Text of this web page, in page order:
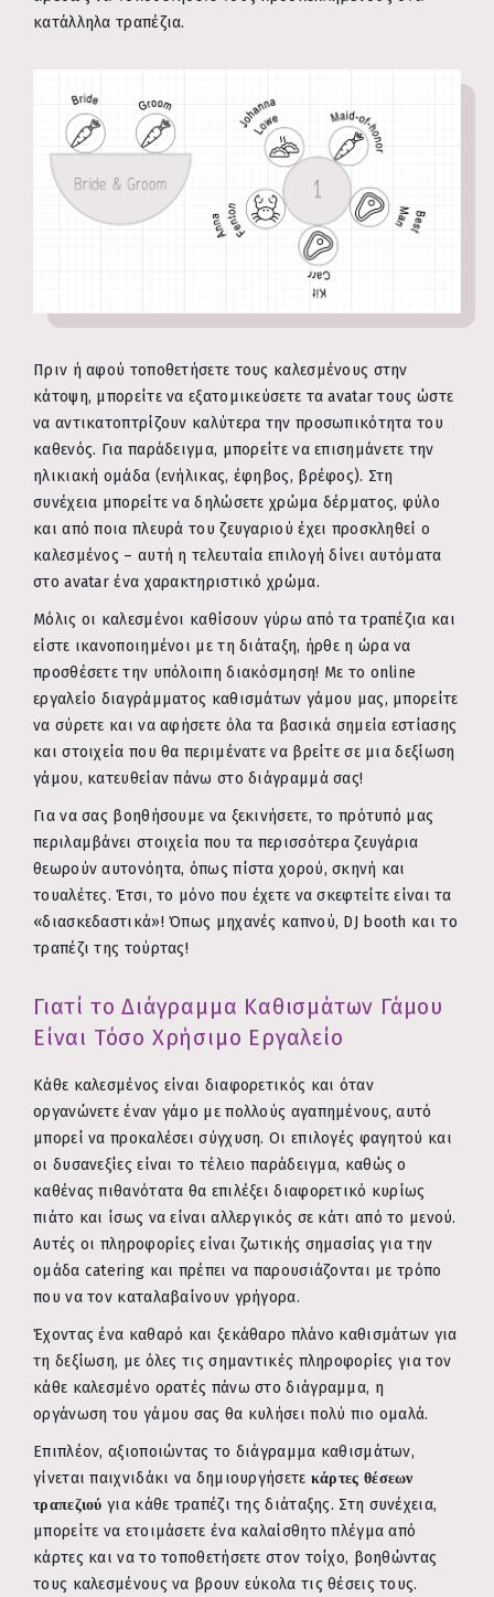
κατάλληλα τραπέζια.
Πριν ή αφού τοποθετήσετε τους καλεσμένους στην
κάτοψη, μπορείτε να εξατομικεύσετε τα avatar τους ώστε
να αντικατοπτρίζουν καλύτερα την προσωπικότητα του
καθενός. Για παράδειγμα, μπορείτε να επισημάνετε την
ηλικιακή ομάδα (ενήλικας, έφηβος, βρέφος). Στη
συνέχεια μπορείτε να δηλώσετε χρώμα δέρματος, φύλο
και από ποια πλευρά του ζευγαριού έχει προσκληθεί ο
καλεσμένος – αυτή η τελευταία επιλογή δίνει αυτόματα
στο avatar ένα χαρακτηριστικό χρώμα.
Μόλις οι καλεσμένοι καθίσουν γύρω από τα τραπέζια και
είστε ικανοποιημένοι με τη διάταξη, ήρθε η ώρα να
προσθέσετε την υπόλοιπη διακόσμηση! Με το online
εργαλείο διαγράμματος καθισμάτων γάμου μας, μπορείτε
να σύρετε και να αφήσετε όλα τα βασικά σημεία εστίασης
και στοιχεία που θα περιμένατε να βρείτε σε μια δεξίωση
γάμου, κατευθείαν πάνω στο διάγραμμά σας!
Για να σας βοηθήσουμε να ξεκινήσετε, το πρότυπό μας
περιλαμβάνει στοιχεία που τα περισσότερα ζευγάρια
θεωρούν αυτονόητα, όπως πίστα χορού, σκηνή και
τουαλέτες. Έτσι, το μόνο που έχετε να σκεφτείτε είναι τα
«διασκεδαστικά»! Όπως μηχανές καπνού, DJ booth και το
τραπέζι της τούρτας!
Γιατί το Διάγραμμα Καθισμάτων Γάμου
Είναι Τόσο Χρήσιμο Εργαλείο
Κάθε καλεσμένος είναι διαφορετικός και όταν
οργανώνετε έναν γάμο με πολλούς αγαπημένους, αυτό
μπορεί να προκαλέσει σύγχυση. Οι επιλογές φαγητού και
οι δυσανεξίες είναι το τέλειο παράδειγμα, καθώς ο
καθένας πιθανότατα θα επιλέξει διαφορετικό κυρίως
πιάτο και ίσως να είναι αλλεργικός σε κάτι από το μενού.
Αυτές οι πληροφορίες είναι ζωτικής σημασίας για την
ομάδα catering και πρέπει να παρουσιάζονται με τρόπο
που να τον καταλαβαίνουν γρήγορα.
Έχοντας ένα καθαρό και ξεκάθαρο πλάνο καθισμάτων για
τη δεξίωση, με όλες τις σημαντικές πληροφορίες για τον
κάθε καλεσμένο ορατές πάνω στο διάγραμμα, η
οργάνωση του γάμου σας θα κυλήσει πολύ πιο ομαλά.
Επιπλέον, αξιοποιώντας το διάγραμμα καθισμάτων,
γίνεται παιχνιδάκι να δημιουργήσετε κάρτες θέσεων
τραπεζιού για κάθε τραπέζι της διάταξης. Στη συνέχεια,
μπορείτε να ετοιμάσετε ένα καλαίσθητο πλέγμα από
κάρτες και να το τοποθετήσετε στον τοίχο, βοηθώντας
τους καλεσμένους να βρουν εύκολα τις θέσεις τους.